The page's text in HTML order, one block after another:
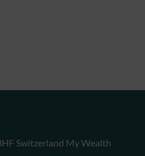
Switzerland My Wealth